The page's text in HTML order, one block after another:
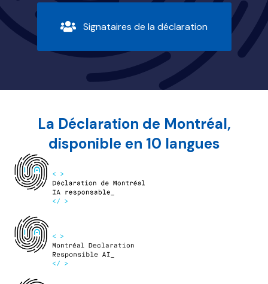
Signataires de la déclaration
La Déclaration de Montréal,
disponible en 10 langues